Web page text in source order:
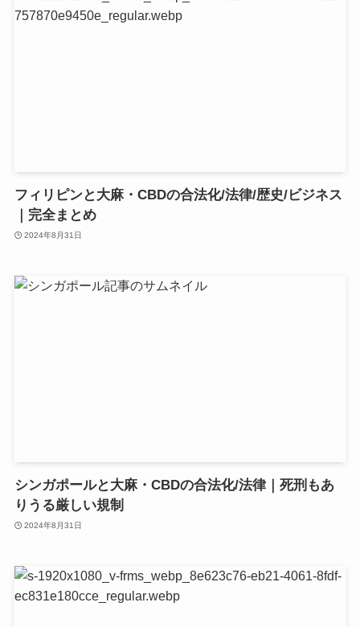
フィリピンと大麻・CBDの合法化/法律/歴史/ビジネス
｜完全まとめ
2024年8月31日
シンガポールと大麻・CBDの合法化/法律｜死刑もあ
りうる厳しい規制
2024年8月31日